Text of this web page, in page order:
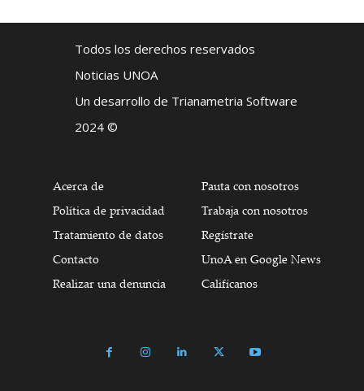
Todos los derechos reservados
Noticias UNOA
Un desarrollo de Trianametria Software
2024 ©
Acerca de
Política de privacidad
Tratamiento de datos
Contacto
Realizar una denuncia
Pauta con nosotros
Trabaja con nosotros
Regístrate
UnoA en Google News
Califícanos